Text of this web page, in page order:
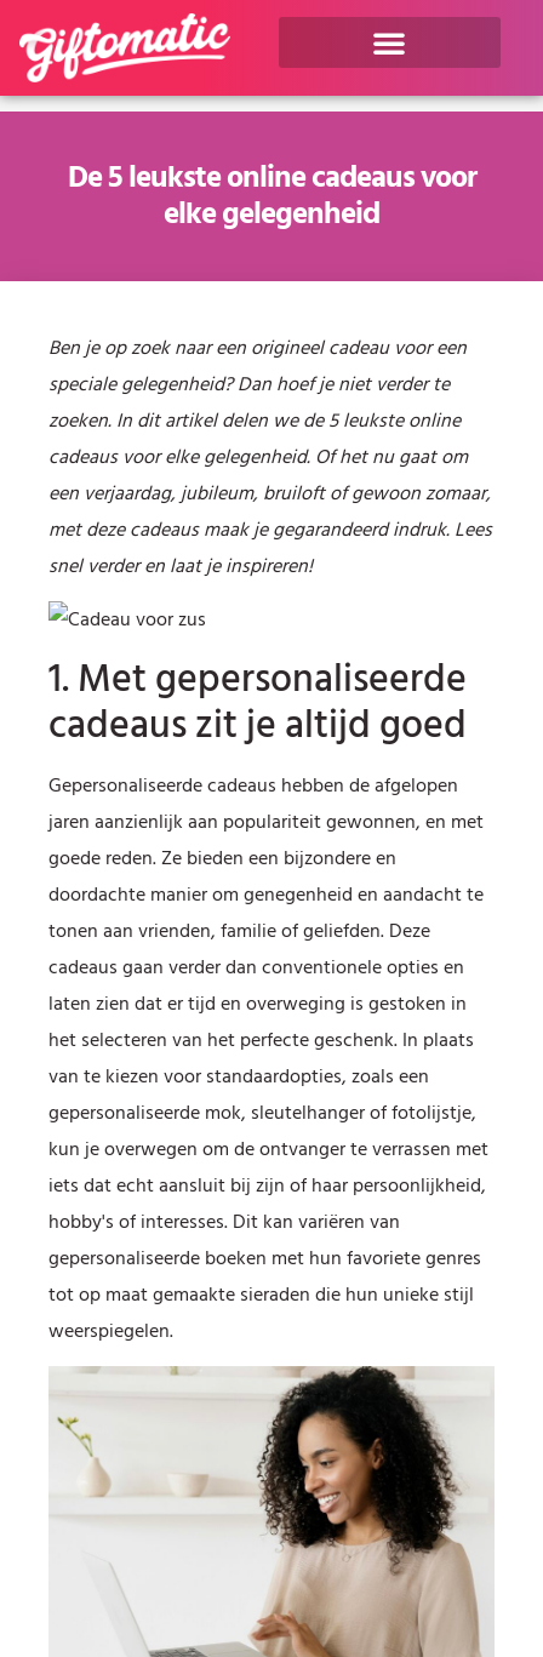
De 5 leukste online cadeaus voor
elke gelegenheid
Ben je op zoek naar een origineel cadeau voor een
speciale gelegenheid? Dan hoef je niet verder te
zoeken. In dit artikel delen we de 5 leukste online
cadeaus voor elke gelegenheid. Of het nu gaat om
een verjaardag, jubileum, bruiloft of gewoon zomaar,
met deze cadeaus maak je gegarandeerd indruk. Lees
snel verder en laat je inspireren!
1. Met gepersonaliseerde
cadeaus zit je altijd goed
Gepersonaliseerde cadeaus hebben de afgelopen
jaren aanzienlijk aan populariteit gewonnen, en met
goede reden. Ze bieden een bijzondere en
doordachte manier om genegenheid en aandacht te
tonen aan vrienden, familie of geliefden. Deze
cadeaus gaan verder dan conventionele opties en
laten zien dat er tijd en overweging is gestoken in
het selecteren van het perfecte geschenk. In plaats
van te kiezen voor standaardopties, zoals een
gepersonaliseerde mok, sleutelhanger of fotolijstje,
kun je overwegen om de ontvanger te verrassen met
iets dat echt aansluit bij zijn of haar persoonlijkheid,
hobby's of interesses. Dit kan variëren van
gepersonaliseerde boeken met hun favoriete genres
tot op maat gemaakte sieraden die hun unieke stijl
weerspiegelen.